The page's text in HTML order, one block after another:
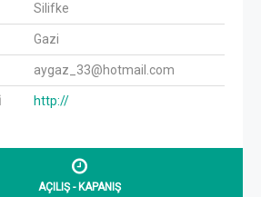
Silifke
Gazi
aygaz_33@hotmail.com
http://
AÇILIŞ - KAPANIŞ